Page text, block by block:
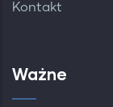
Kontakt
Ważne